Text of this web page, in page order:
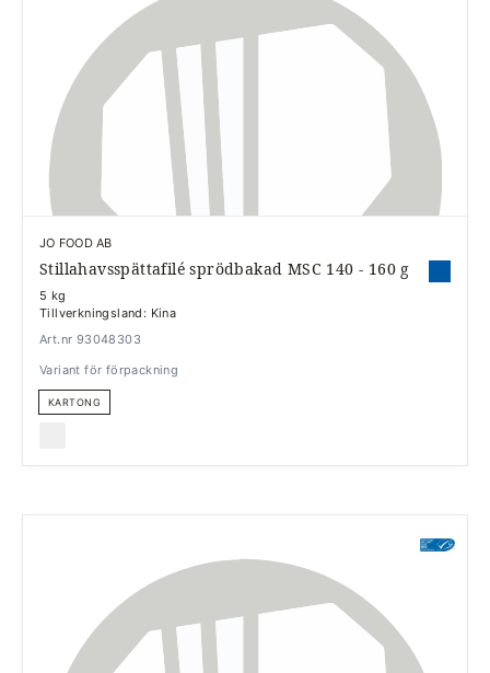
JO FOOD AB
Stillahavsspättafilé sprödbakad MSC 140 - 160 g
5 kg
Tillverkningsland: Kina
Art.nr 93048303
Variant för förpackning
KARTONG